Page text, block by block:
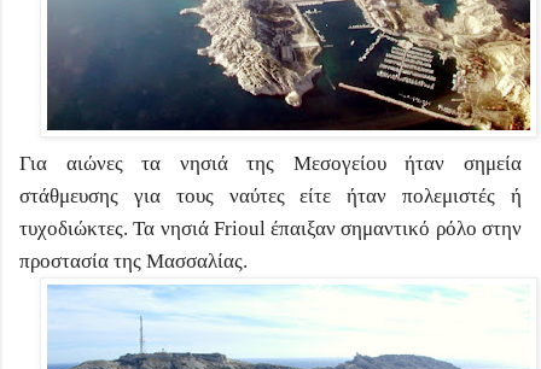
Για αιώνες τα νησιά της Μεσογείου ήταν σημεία
στάθμευσης για τους ναύτες είτε ήταν πολεμιστές ή
τυχοδιώκτες. Τα νησιά Frioul έπαιξαν σημαντικό ρόλο στην
προστασία της Μασσαλίας.